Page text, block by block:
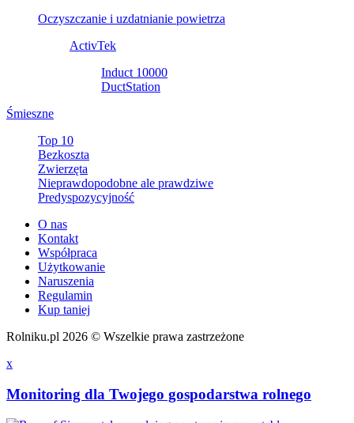
Oczyszczanie i uzdatnianie powietrza
ActivTek
Induct 10000
DuctStation
Śmieszne
Top 10
Bezkoszta
Zwierzęta
Nieprawdopodobne ale prawdziwe
Predyspozycyjność
O nas
Kontakt
Współpraca
Użytkowanie
Naruszenia
Regulamin
Kup taniej
Rolniku.pl 2026 © Wszelkie prawa zastrzeżone
x
Monitoring dla Twojego gospodarstwa rolnego